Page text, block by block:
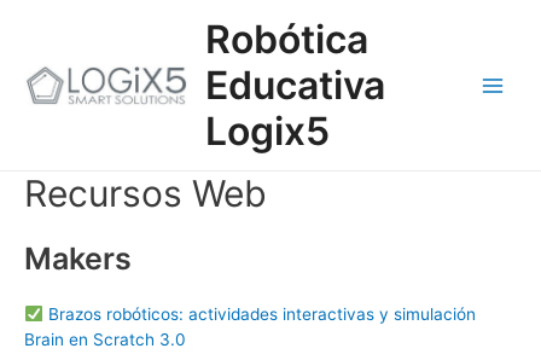
Robótica
Educativa
Logix5
Recursos Web
Makers
Brazos robóticos: actividades interactivas y simulación
Brain en Scratch 3.0